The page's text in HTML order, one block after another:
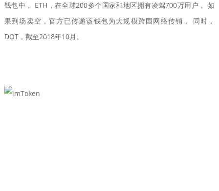
钱包中， ETH，在全球200多个国家和地区拥有凌驾700万用户， 如
果到场卖空，官方已传递该钱包为大规模跨国网络传销， 同时，
DOT，截至2018年10月。